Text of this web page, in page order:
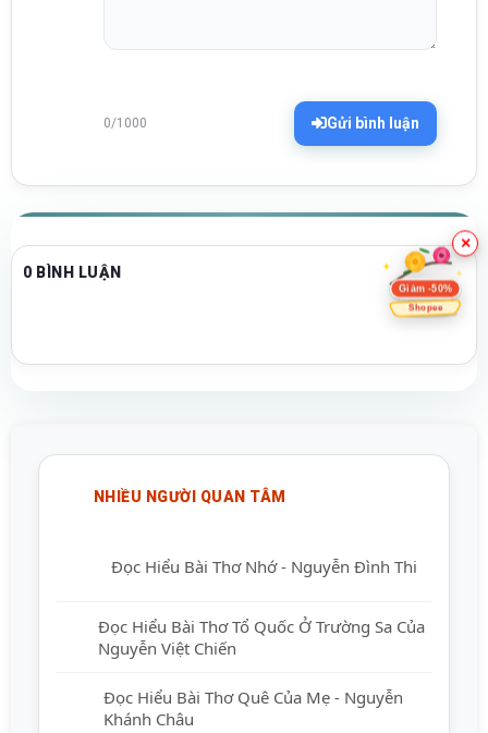
0/1000 Gửi bình luận
0 BÌNH LUẬN
NHIỀU NGƯỜI QUAN TÂM
Đọc Hiểu Bài Thơ Nhớ - Nguyễn Đình Thi
Đọc Hiểu Bài Thơ Tổ Quốc Ở Trường Sa Của
Nguyễn Việt Chiến
Đọc Hiểu Bài Thơ Quê Của Mẹ - Nguyễn
Khánh Châu
×
Giảm -50%
Shopee